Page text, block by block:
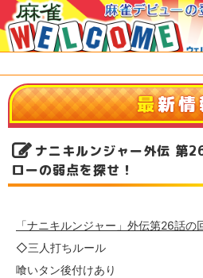
最新
ナニキルンジャー外伝 第
ローの弱点を探せ！
「ナニキルンジャー」外伝第26話の
◇三人打ちルール
喰いタン後付けあり